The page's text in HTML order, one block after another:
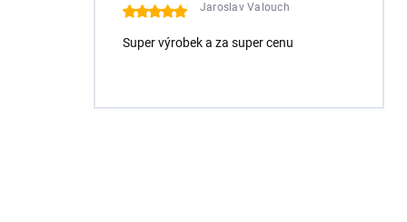
Jaroslav Valouch
Super výrobek a za super cenu